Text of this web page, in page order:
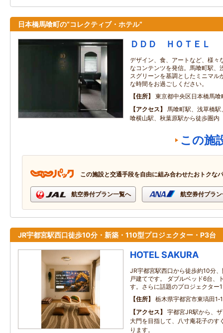
日本橋馬喰町の“コレクティブ・ホテル”
ＤＤＤ ＨＯＴＥＬ
デザイン、食、アートなど、様々
なコンテンツを発信。馬喰町駅、
スグリーンを基調としたミニマル
な時間をお過ごしください。
住所
東京都中央区日本橋馬喰
アクセス
馬喰町駅、浅草橋
喰横山駅、秋葉原駅から徒歩圏内
この施
この施設と交通手段を自由に組み合わせたおトクな
航空券付プラン一覧へ 航空券付プラ
JR宇都宮駅西口徒歩10分・新築・110型プロジェクター・P3台
HOTEL SAKURA
JR宇都宮駅西口から徒歩約10分
戸建てです。 ダブルベッド6台、
す。さらに話題のプロジェクター
住所
栃木県宇都宮市東塙田
アクセス
宇都宮JR駅から、
大門を目指して、八寸庵花子のす
ります。